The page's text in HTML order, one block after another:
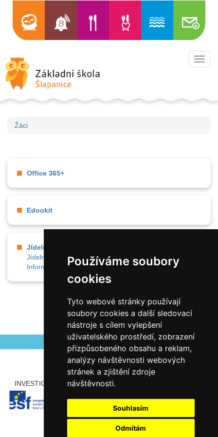
Používáme soubory
cookies
Tyto webové stránky používají
soubory cookies a další sledovací
nástroje s cílem vylepšení
uživatelského prostředí, zobrazení
přizpůsobeného obsahu a reklam,
analýzy návštěvnosti webových
stránek a zjištění zdroje
návštěvnosti.
Souhlasím
Odmítám
Žáci
Office 365+
Edookit
Jídelna
Jídelníček
Online obědy Kontakty
Přihláška
Informace pro strávníky
INVESTICE ROZVOJE DO VZDĚLÁVÁNÍ